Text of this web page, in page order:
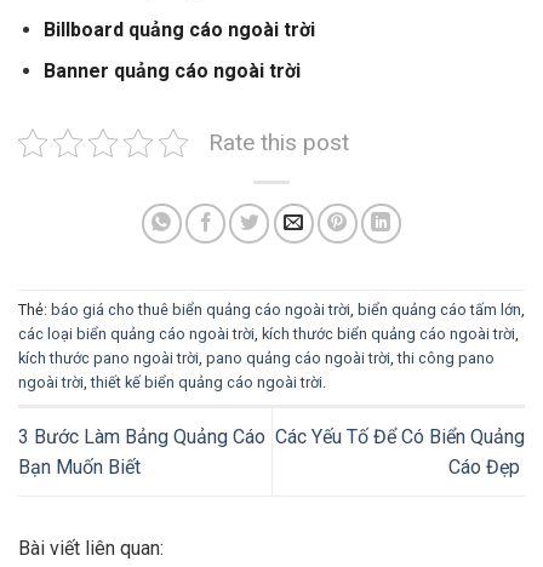
Billboard quảng cáo ngoài trời
Banner quảng cáo ngoài trời
Rate this post
Thẻ: báo giá cho thuê biển quảng cáo ngoài trời biển quảng cáo tấm lớn
các loại biển quảng cáo ngoài trời kích thước biển quảng cáo ngoài trời
kích thước pano ngoài trời pano quảng cáo ngoài trời ,thi công pano
ngoài trời ,thiết kế biển quảng cáo ngoài trời
3 Bước Làm Bảng Quảng Cáo
Bạn Muốn Biết
Các Yếu Tố Để Có Biển Quảng
Cáo Đẹp
Bài viết liên quan: